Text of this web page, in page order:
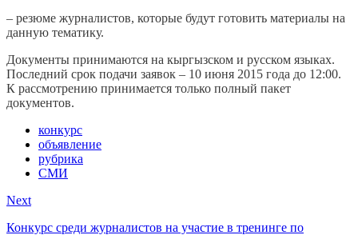
– резюме журналистов, которые будут готовить материалы на
данную тематику.
Документы принимаются на кыргызском и русском языках.
Последний срок подачи заявок – 10 июня 2015 года до 12:00.
К рассмотрению принимается только полный пакет
документов.
конкурс
объявление
рубрика
СМИ
Next
Конкурс среди журналистов на участие в тренинге по